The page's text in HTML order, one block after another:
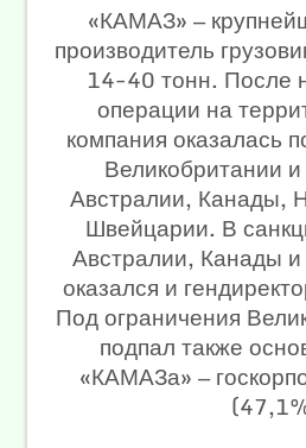
«КАМАЗ» —
производитель
14-40 тонн. После
операции на
компания оказалась
Великобритании
Австралии, Канады,
Швейцарии. В
Австралии, Канады
оказался и
Под ограничения
подпал также
«КАМАЗа» —